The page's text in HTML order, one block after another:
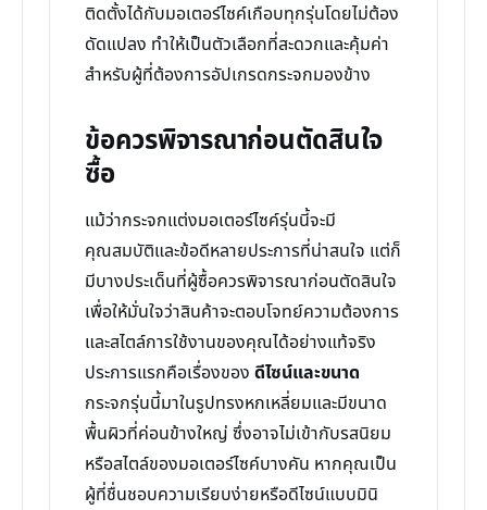
ติดตั้งได้กับมอเตอร์ไซค์เกือบทุกรุ่นโดยไม่ต้อง
ดัดแปลง ทำให้เป็นตัวเลือกที่สะดวกและคุ้มค่า
สำหรับผู้ที่ต้องการอัปเกรดกระจกมองข้าง
ข้อควรพิจารณาก่อนตัดสินใจ
ซื้อ
แม้ว่ากระจกแต่งมอเตอร์ไซค์รุ่นนี้จะมี
คุณสมบัติและข้อดีหลายประการที่น่าสนใจ แต่ก็
มีบางประเด็นที่ผู้ซื้อควรพิจารณาก่อนตัดสินใจ
เพื่อให้มั่นใจว่าสินค้าจะตอบโจทย์ความต้องการ
และสไตล์การใช้งานของคุณได้อย่างแท้จริง
ประการแรกคือเรื่องของ ดีไซน์และขนาด
กระจกรุ่นนี้มาในรูปทรงหกเหลี่ยมและมีขนาด
พื้นผิวที่ค่อนข้างใหญ่ ซึ่งอาจไม่เข้ากับรสนิยม
หรือสไตล์ของมอเตอร์ไซค์บางคัน หากคุณเป็น
ผู้ที่ชื่นชอบความเรียบง่ายหรือดีไซน์แบบมินิ